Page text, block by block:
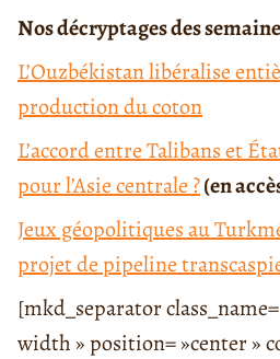
Nos décryptages des
L’Ouzbékistan libéralise
production du coton
L’accord entre Talibans et
pour l’Asie centrale ?(en
Jeux géopolitiques au
projet de pipeline
[mkd_separator
width » position= »center »